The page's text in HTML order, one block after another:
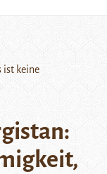
ist keine